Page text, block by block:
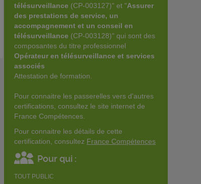
télésurveillance (CP-003127)" et "Assurer
des prestations de service, un
accompagnement et un conseil en
télésurveillance (CP-003128)" qui sont des
composantes du titre professionnel
Opérateur en télésurveillance et services
associés
Attestation de formation.
Pour connaitre les passerelles vers d'autres
certifications, consultez le site internet de
France Compétences.
Pour connaitre les détails de cette
certification, consultez France Compétences
Pour qui :
TOUT PUBLIC